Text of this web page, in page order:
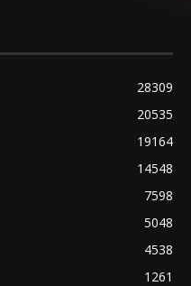
28309
20535
19164
14548
7598
5048
4538
1261